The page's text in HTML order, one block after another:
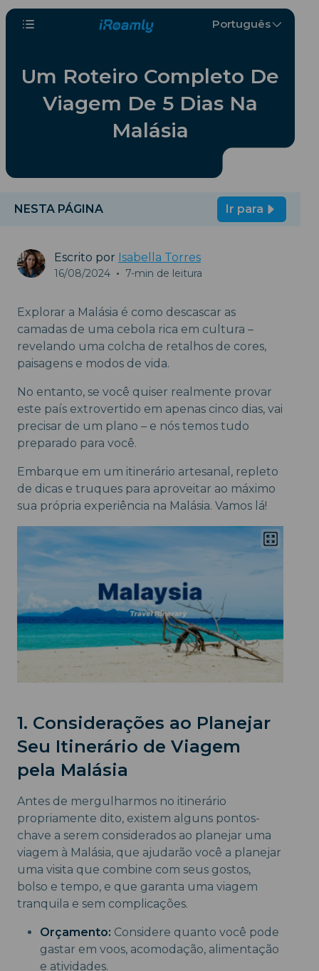
Português
Um Roteiro Completo De
Viagem De 5 Dias Na
Malásia
NESTA PÁGINA Ir para
Escrito por Isabella Torres
16/08/2024 • 7-min de leitura
Explorar a Malásia é como descascar as
camadas de uma cebola rica em cultura –
revelando uma colcha de retalhos de cores,
paisagens e modos de vida.
No entanto, se você quiser realmente provar
este país extrovertido em apenas cinco dias, vai
precisar de um plano – e nós temos tudo
preparado para você.
Embarque em um itinerário artesanal, repleto
de dicas e truques para aproveitar ao máximo
sua própria experiência na Malásia. Vamos lá!
1. Considerações ao Planejar
Seu Itinerário de Viagem
pela Malásia
Antes de mergulharmos no itinerário
propriamente dito, existem alguns pontos-
chave a serem considerados ao planejar uma
viagem à Malásia, que ajudarão você a planejar
uma visita que combine com seus gostos,
bolso e tempo, e que garanta uma viagem
tranquila e sem complicações.
Orçamento: Considere quanto você pode
gastar em voos, acomodação, alimentação
e atividades.